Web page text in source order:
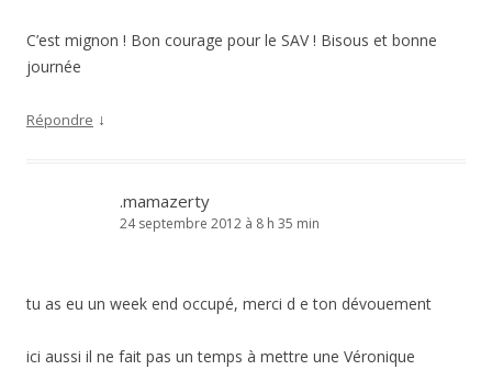
C’est mignon ! Bon courage pour le SAV ! Bisous et bonne
journée
Répondre ↓
.mamazerty
24 septembre 2012 à 8 h 35 min
tu as eu un week end occupé, merci d e ton dévouement
ici aussi il ne fait pas un temps à mettre une Véronique